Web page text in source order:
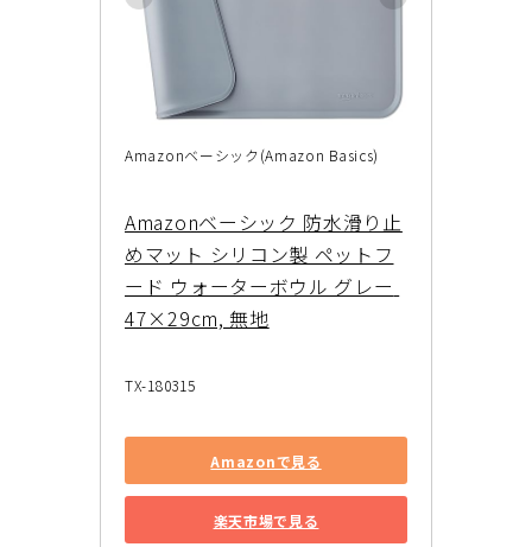
Amazonベーシック(Amazon Basics)
Amazonベーシック 防水滑り止
めマット シリコン製 ペットフ
ード ウォーターボウル グレー
47×29cm, 無地
TX-180315
Amazonで見る
楽天市場で見る